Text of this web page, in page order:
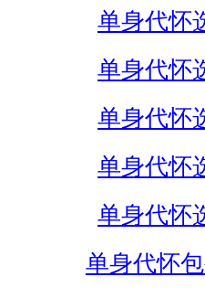
单身代怀
单身代怀
单身代怀
单身代怀
单身代怀
单身代怀